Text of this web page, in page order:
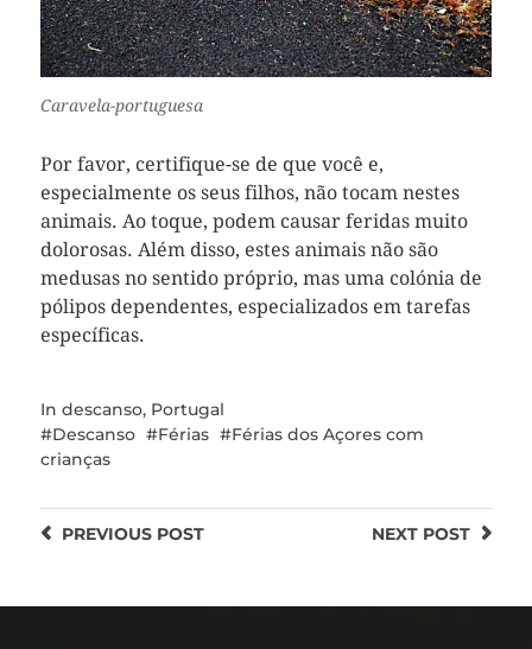
Caravela-portuguesa
Por favor, certifique-se de que você e,
especialmente os seus filhos, não tocam nestes
animais. Ao toque, podem causar feridas muito
dolorosas. Além disso, estes animais não são
medusas no sentido próprio, mas uma colónia de
pólipos dependentes, especializados em tarefas
específicas.
In descanso, Portugal
Descanso
Férias
Férias dos Açores com
crianças
NEXT POST
PREVIOUSPOST